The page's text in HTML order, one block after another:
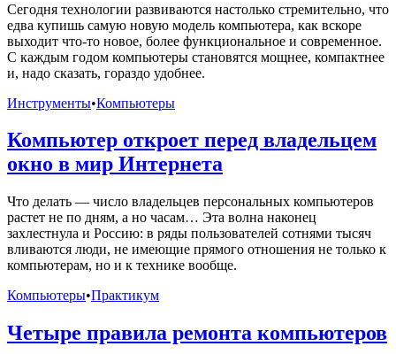
Сегодня технологии развиваются настолько стремительно, что
едва купишь самую новую модель компьютера, как вскоре
выходит что-то новое, более функциональное и современное.
С каждым годом компьютеры становятся мощнее, компактнее
и, надо сказать, гораздо удобнее.
Инструменты•Компьютеры
Компьютер откроет перед владельцем
окно в мир Интернета
Что делать — число владельцев персональных компьютеров
растет не по дням, а но часам… Эта волна наконец
захлестнула и Россию: в ряды пользователей сотнями тысяч
вливаются люди, не имеющие прямого отношения не только к
компьютерам, но и к технике вообще.
Компьютеры•Практикум
Четыре правила ремонта компьютеров